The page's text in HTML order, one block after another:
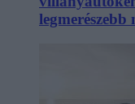
legmerészebb